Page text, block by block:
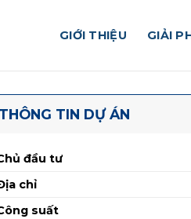
GIỚI THIỆU GIẢI
THÔNG TIN DỰ ÁN
đầu tư
chỉ
suất